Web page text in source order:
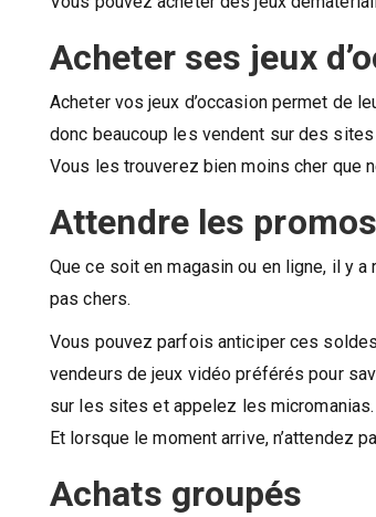
Acheter ses jeux
Acheter vos jeux d’occasion permet de
donc beaucoup les vendent sur des sites
Vous les trouverez bien moins cher que
Attendre les
Que ce soit en magasin ou en ligne, il y
pas chers.
Vous pouvez parfois anticiper ces
vendeurs de jeux vidéo préférés pour
sur les sites et appelez les micromanias.
Et lorsque le moment arrive, n’attendez
Achats groupés